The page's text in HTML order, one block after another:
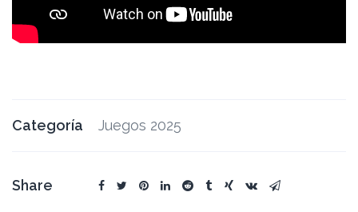
Categoría Juegos 2025
Share